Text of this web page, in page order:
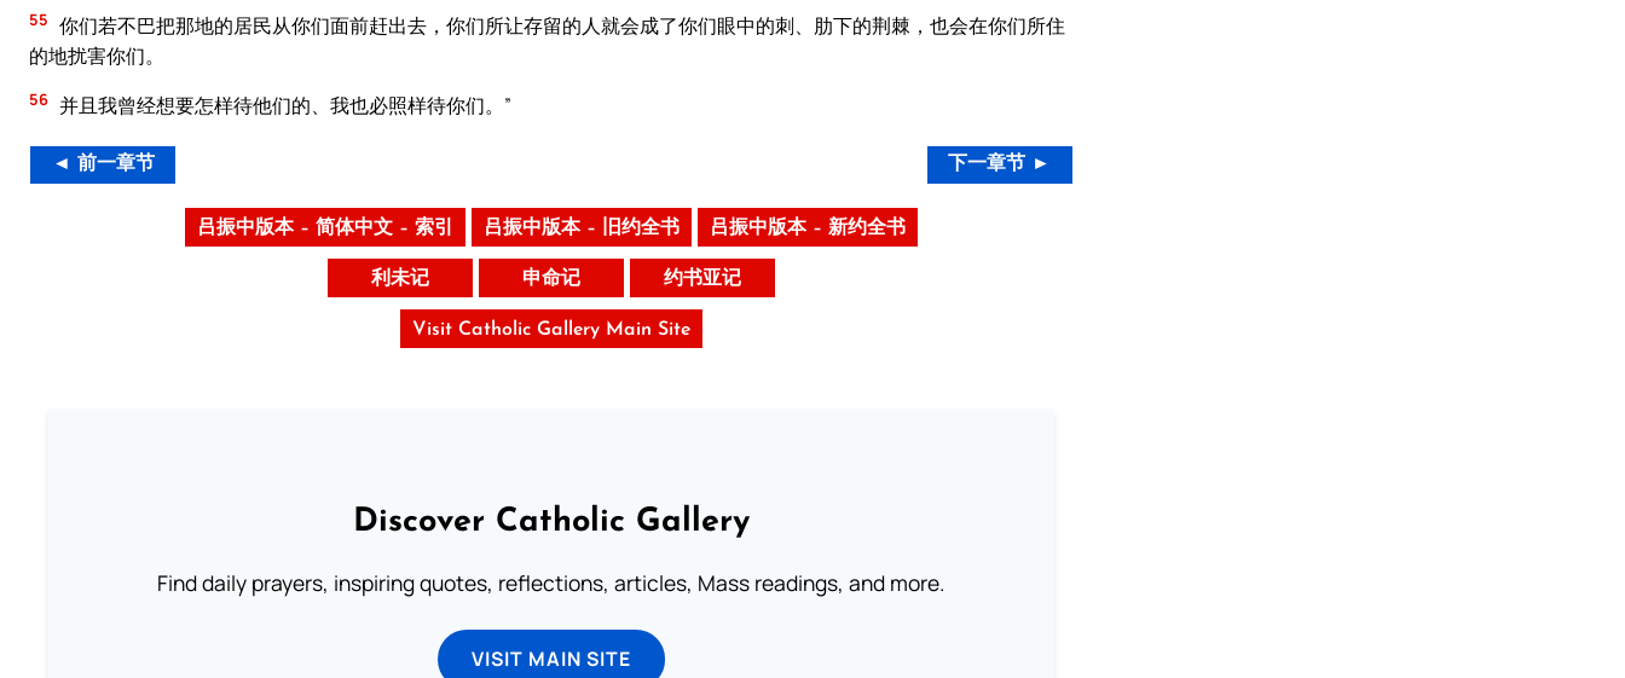
55 你们若不巴把那地的居民从你们面前赶出去，你们所让存留的人就会成了你们眼中的刺、肋下的荆棘，也会在你们所住
的地扰害你们。
56 并且我曾经想要怎样待他们的、我也必照样待你们。”
◄ 前一章节 下一章节 ►
吕振中版本 – 简体中文 – 索引 吕振中版本 – 旧约全书 吕振中版本 – 新约全书
利未记 申命记 约书亚记
Visit Catholic Gallery Main Site
Discover Catholic Gallery
Find daily prayers, inspiring quotes, reflections, articles, Mass readings, and more.
VISIT MAIN SITE